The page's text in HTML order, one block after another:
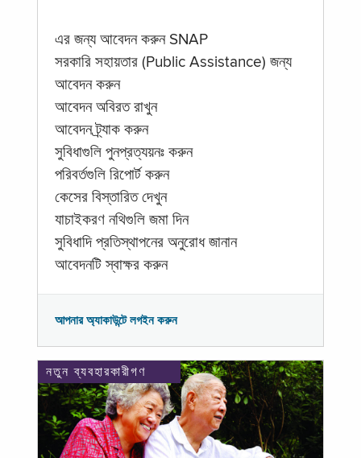
এর জন্য আবেদন করুন SNAP
সরকারি সহায়তার (Public Assistance) জন্য
আবেদন করুন
আবেদন অবিরত রাখুন
আবেদন ট্র্যাক করুন
সুবিধাগুলি পুনপ্রত্যয়নঃ করুন
পরিবর্তগুলি রিপোর্ট করুন
কেসের বিস্তারিত দেখুন
যাচাইকরণ নথিগুলি জমা দিন
সুবিধাদি প্রতিস্থাপনের অনুরোধ জানান
আবেদনটি স্বাক্ষর করুন
আপনার অ্যাকাউন্টে লগইন করুন
নতুন ব্যবহারকারীগণ